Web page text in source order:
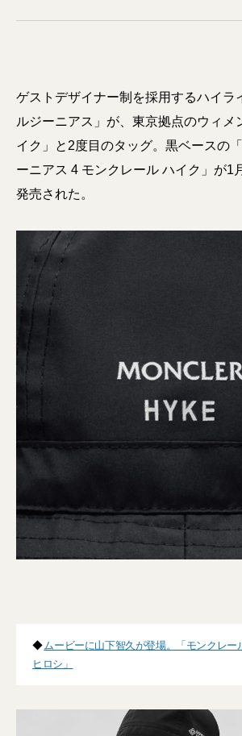
ゲストデザイナー制を採用するハイラ
ルジーニアス」が、東京拠点のウィメ
イク」と2度目のタッグ。黒ベースの
ーニアス 4 モンクレール ハイク」が1
発売された。
◆ムービーに山下智久が登場。「モンクレー
ヒロシ」